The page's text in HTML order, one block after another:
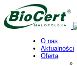
O nas
Aktualności
Oferta